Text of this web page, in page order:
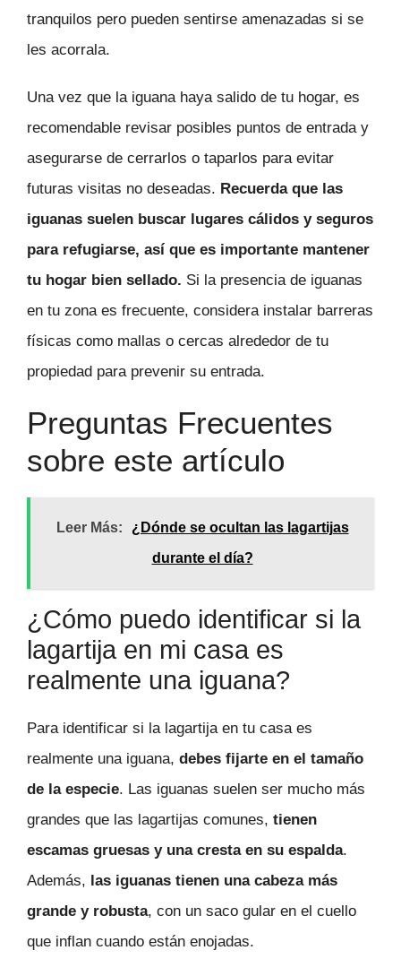
tranquilos pero pueden sentirse amenazadas si se
les acorrala.
Una vez que la iguana haya salido de tu hogar, es
recomendable revisar posibles puntos de entrada y
asegurarse de cerrarlos o taparlos para evitar
futuras visitas no deseadas. Recuerda que las
iguanas suelen buscar lugares cálidos y seguros
para refugiarse, así que es importante mantener
tu hogar bien sellado. Si la presencia de iguanas
en tu zona es frecuente, considera instalar barreras
físicas como mallas o cercas alrededor de tu
propiedad para prevenir su entrada.
Preguntas Frecuentes
sobre este artículo
Leer Más:
¿Dónde se ocultan las lagartijas
durante el día?
¿Cómo puedo identificar si la
lagartija en mi casa es
realmente una iguana?
Para identificar si la lagartija en tu casa es
realmente una iguana, debes fijarte en el tamaño
de la especie. Las iguanas suelen ser mucho más
grandes que las lagartijas comunes, tienen
escamas gruesas y una cresta en su espalda.
Además, las iguanas tienen una cabeza más
grande y robusta, con un saco gular en el cuello
que inflan cuando están enojadas.